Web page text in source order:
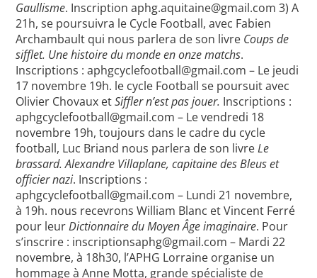
Gaullisme. Inscription aphg.aquitaine@gmail.com 3) A
21h, se poursuivra le Cycle Football, avec Fabien
Archambault qui nous parlera de son livre Coups de
sifflet. Une histoire du monde en onze matchs.
Inscriptions : aphgcyclefootball@gmail.com – Le jeudi
17 novembre 19h. le cycle Football se poursuit avec
Olivier Chovaux etSiffler n’est pas jouer. Inscriptions :
aphgcyclefootball@gmail.com – Le vendredi 18
novembre 19h, toujours dans le cadre du cycle
football, Luc Briand nous parlera de son livreLe
brassard. Alexandre Villaplane, capitaine des Bleus et
officier nazi. Inscriptions :
aphgcyclefootball@gmail.com – Lundi 21 novembre,
à 19h. nous recevrons William Blanc et Vincent Ferré
pour leurDictionnaire du Moyen Âge imaginaire. Pour
s’inscrire : inscriptionsaphg@gmail.com – Mardi 22
novembre, à 18h30, l’APHG Lorraine organise un
hommage à Anne Motta, grande spécialiste de